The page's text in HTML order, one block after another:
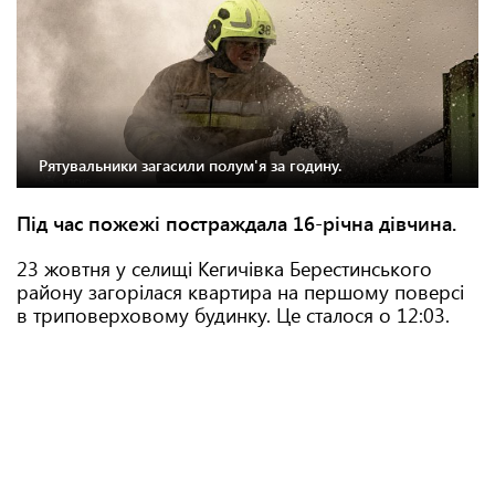
Рятувальники загасили полум'я за годину.
Під час пожежі постраждала 16-річна дівчина.
23 жовтня у селищі Кегичівка Берестинського
району загорілася квартира на першому поверсі
в триповерховому будинку. Це сталося о 12:03.